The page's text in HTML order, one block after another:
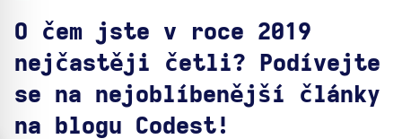
O čem jste v roce 2019
nejčastěji četli? Podívejte
se na nejoblíbenější články
na blogu Codest!